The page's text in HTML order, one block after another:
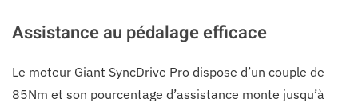
Assistance au pédalage efficace
Le moteur Giant SyncDrive Pro dispose d’un couple de
85Nm et son pourcentage d’assistance monte jusqu’à